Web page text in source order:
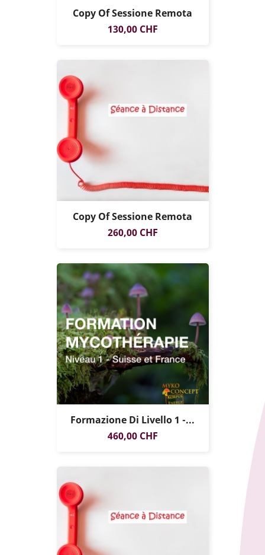
Copy Of Sessione Remota
Prezzo
130,00 CHF
Copy Of Sessione Remota
Prezzo
260,00 CHF
Formazione Di Livello 1 -...
Prezzo
460,00 CHF